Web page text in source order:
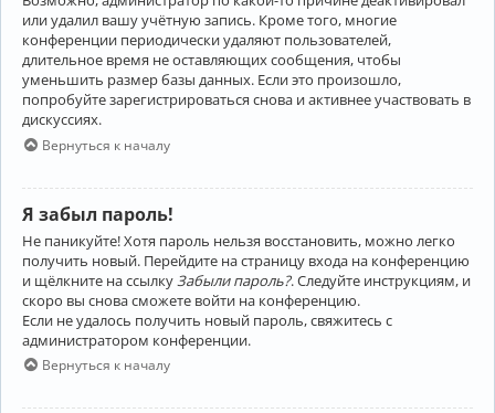
или удалил вашу учётную запись. Кроме того, многие
конференции периодически удаляют пользователей,
длительное время не оставляющих сообщения, чтобы
уменьшить размер базы данных. Если это произошло,
попробуйте зарегистрироваться снова и активнее участвовать в
дискуссиях.
Вернуться к началу
Я забыл пароль!
Не паникуйте! Хотя пароль нельзя восстановить, можно легко
получить новый. Перейдите на страницу входа на конференцию
и щёлкните на ссылку Забыли пароль?. Следуйте инструкциям, и
скоро вы снова сможете войти на конференцию.
Если не удалось получить новый пароль, свяжитесь с
администратором конференции.
Вернуться к началу